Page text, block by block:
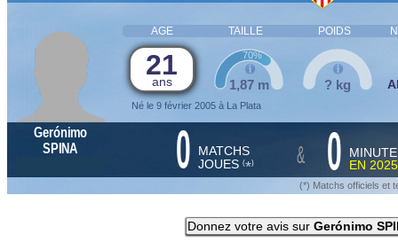
AGE TAILLE POIDS
21
ans
Né le 9 février 2005 à La Plata
1,87 m
70%
? kg
Gerónimo
SPINA
0 MATCHS
JOUES (*) & 0
EN
(*) Matchs officiels et
Donnez votre avis sur Gerónimo